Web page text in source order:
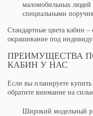
маломобильных людей
специальными
Стандартные цвета кабин
окрашивание под
ПРЕИМУЩЕСТВА
КАБИН У НАС
Если вы планируете
обратите внимание на
Широкий модельный